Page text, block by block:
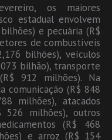
os maiores
estadual envolvem
e pecuária (R$
de combustíveis
bilhões), veículos
bilhão), transporte
912 milhões). Na
comunicação (R$ 848
milhões), atacados
526 milhões), outros
(R$ 468
e arroz (R$ 154